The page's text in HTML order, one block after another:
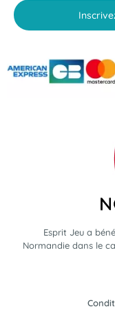
Esprit Jeu a
Normandie dans le